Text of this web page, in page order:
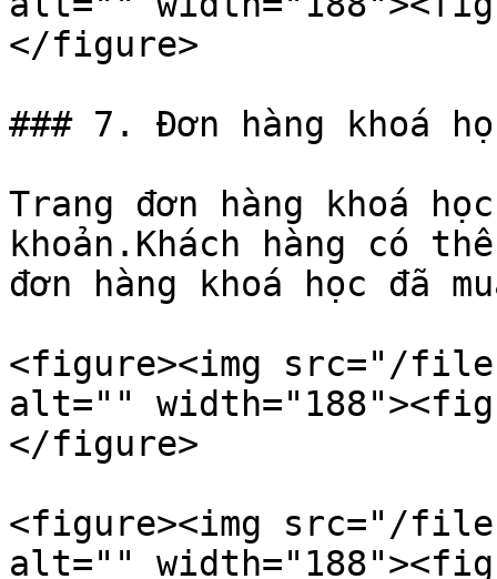
</figure>
### 7. Đơn hàng khoá
Trang đơn hàng khoá
khoản.Khách hàng có
đơn hàng khoá học đã
<figure><img src="/files/
alt=""
</figure>
<figure><img src="/
alt=""